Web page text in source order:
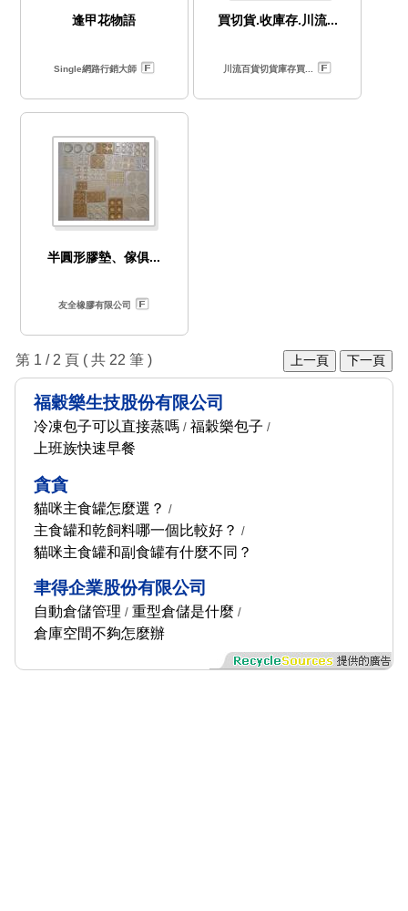
逢甲花物語
Single網路行銷大師
買切貨.收庫存.川流...
川流百貨切貨庫存買...
半圓形膠墊、傢俱...
友全橡膠有限公司
第 1 / 2 頁 ( 共 22 筆 ) 上一頁 下一頁
福穀樂生技股份有限公司
冷凍包子可以直接蒸嗎/ 福穀樂包子 /
上班族快速早餐
貪貪
貓咪主食罐怎麼選？ /
主食罐和乾飼料哪一個比較好？ /
貓咪主食罐和副食罐有什麼不同？
聿得企業股份有限公司
自動倉儲管理 / 重型倉儲是什麼 /
倉庫空間不夠怎麼辦